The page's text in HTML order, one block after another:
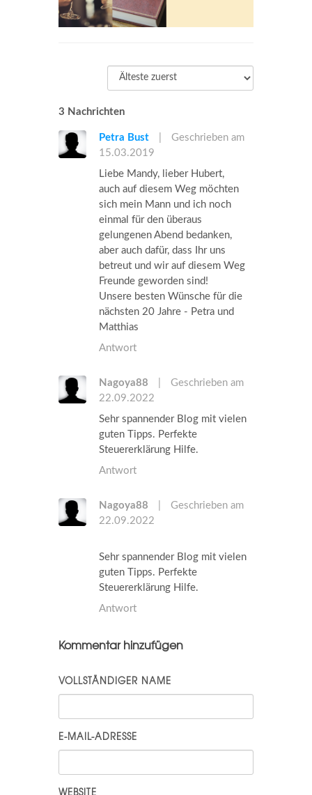
3 Nachrichten
Petra Bust
Geschrieben am
15.03.2019
Liebe Mandy, lieber Hubert,
auch auf diesem Weg möchten
sich mein Mann und ich noch
einmal für den überaus
gelungenen Abend bedanken,
aber auch dafür, dass Ihr uns
betreut und wir auf diesem Weg
Freunde geworden sind!
Unsere besten Wünsche für die
nächsten 20 Jahre - Petra und
Matthias
Antwort
Nagoya88
Geschrieben am
22.09.2022
Sehr spannender Blog mit vielen
guten Tipps. Perfekte
Steuererklärung Hilfe.
Antwort
Nagoya88
Geschrieben am
22.09.2022
Sehr spannender Blog mit vielen
guten Tipps. Perfekte
Steuererklärung Hilfe.
Antwort
Kommentar hinzufügen
VOLLSTÄNDIGER NAME
E-MAIL-ADRESSE
WEBSITE